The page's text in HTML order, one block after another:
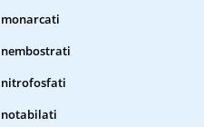
monarcati
nembostrati
nitrofosfati
notabilati